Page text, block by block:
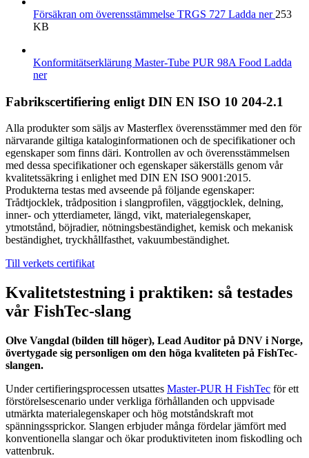
Försäkran om överensstämmelse TRGS 727 Ladda ner 253
KB
Konformitätserklärung Master-Tube PUR 98A Food Ladda
ner
Fabrikscertifiering enligt DIN EN ISO 10 204-2.1
Alla produkter som säljs av Masterflex överensstämmer med den för
närvarande giltiga kataloginformationen och de specifikationer och
egenskaper som finns däri. Kontrollen av och överensstämmelsen
med dessa specifikationer och egenskaper säkerställs genom vår
kvalitetssäkring i enlighet med DIN EN ISO 9001:2015.
Produkterna testas med avseende på följande egenskaper:
Trådtjocklek, trådposition i slangprofilen, väggtjocklek, delning,
inner- och ytterdiameter, längd, vikt, materialegenskaper,
ytmotstånd, böjradier, nötningsbeständighet, kemisk och mekanisk
beständighet, tryckhållfasthet, vakuumbeständighet.
Till verkets certifikat
Kvalitetstestning i praktiken: så testades
vår FishTec-slang
Olve Vangdal (bilden till höger), Lead Auditor på DNV i Norge,
övertygade sig personligen om den höga kvaliteten på FishTec-
slangen.
Under certifieringsprocessen utsattes Master-PUR H FishTec för ett
förstörelsescenario under verkliga förhållanden och uppvisade
utmärkta materialegenskaper och hög motståndskraft mot
spänningssprickor. Slangen erbjuder många fördelar jämfört med
konventionella slangar och ökar produktiviteten inom fiskodling och
vattenbruk.